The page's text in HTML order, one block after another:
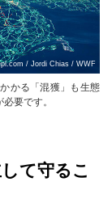
/ Jordi Chias / WWF
かる「混獲」も生態
要です。
て守るこ